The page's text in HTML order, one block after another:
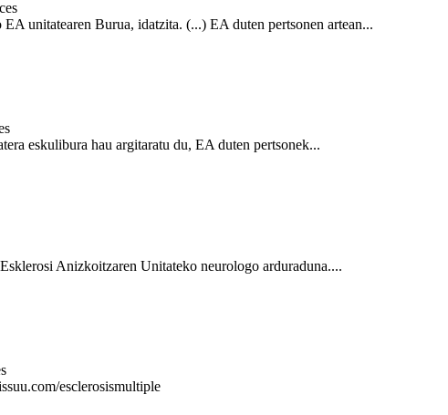
unitatearen Burua, idatzita. (...) EA duten pertsonen artean...
eskulibura hau argitaratu du, EA duten pertsonek...
Anizkoitzaren Unitateko neurologo arduraduna....
esclerosismultiple